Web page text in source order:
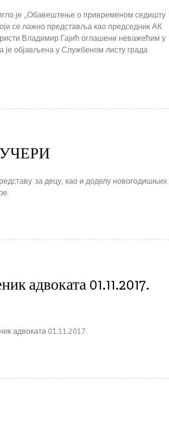
је „Обавештење о привременом седишту
се лажно представља као председник АК
Владимир Гајић оглашени неважећим у
је објављена у Службеном листу града
за децу, као и доделу новогодишњих
адвоката 01.11.2017.
адвоката 01.11.2017.